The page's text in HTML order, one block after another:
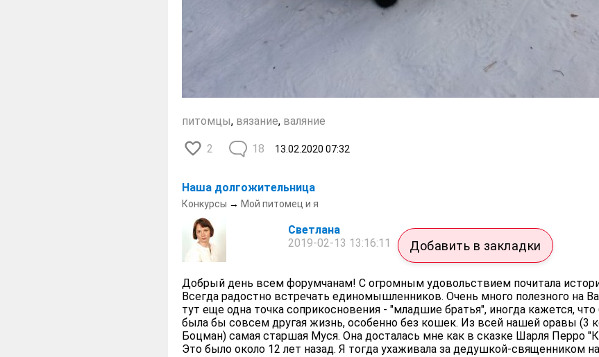
питомцы, вязание, валяние
2 13.02.2020 07:32
18
Наша долгожительница
Конкурсы → Мой питомец и я
Светлана
2019-02-13 13:16:11
Добавить в закладки
Добрый день всем форумчанам! С огромным удовольствием почитала
Всегда радостно встречать единомышленников. Очень много полезного на
тут еще одна точка соприкосновения - "младшие братья", иногда кажется, что
была бы совсем другая жизнь, особенно без кошек. Из всей нашей оравы (3
Боцман) самая старшая Муся. Она досталась мне как в сказке Шарля Перро
Это было около 12 лет назад. Я тогда ухаживала за дедушкой-священником на